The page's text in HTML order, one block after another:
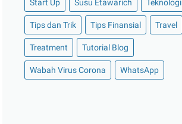
►November 2020(14)
►Oktober 2020 (11)
►September 2020(8)
►Agustus 2020
(13)
Start Up Susu Etawarich Teknologi
Tips dan Trik Tips Finansial Travel
Treatment Tutorial Blog
Wabah Virus Corona WhatsApp